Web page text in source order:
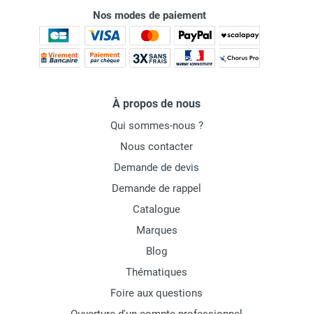
Nos modes de paiement
À propos de nous
Qui sommes-nous ?
Nous contacter
Demande de devis
Demande de rappel
Catalogue
Marques
Blog
Thématiques
Foire aux questions